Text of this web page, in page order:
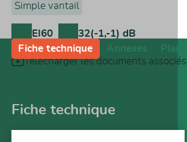
Simple vantail
EI60 32(-1,-1) dB
Télécharger les documents associés
Fiche technique Annexes Plans
Fiche technique